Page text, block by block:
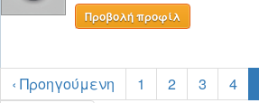
Προβολή προφίλ
‹ Προηγούμενη 1 2 3 4